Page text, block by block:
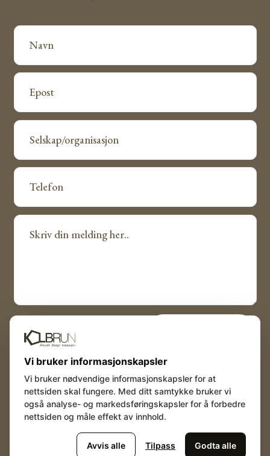
Vi bruker informasjonskapsler
Vi bruker nødvendige informasjonskapsler for at
nettsiden skal fungere. Med ditt samtykke bruker vi
også analyse- og markedsføringskapsler for å forbedre
nettsiden og måle effekt av innhold.
Avvis alle Tilpass Godta alle